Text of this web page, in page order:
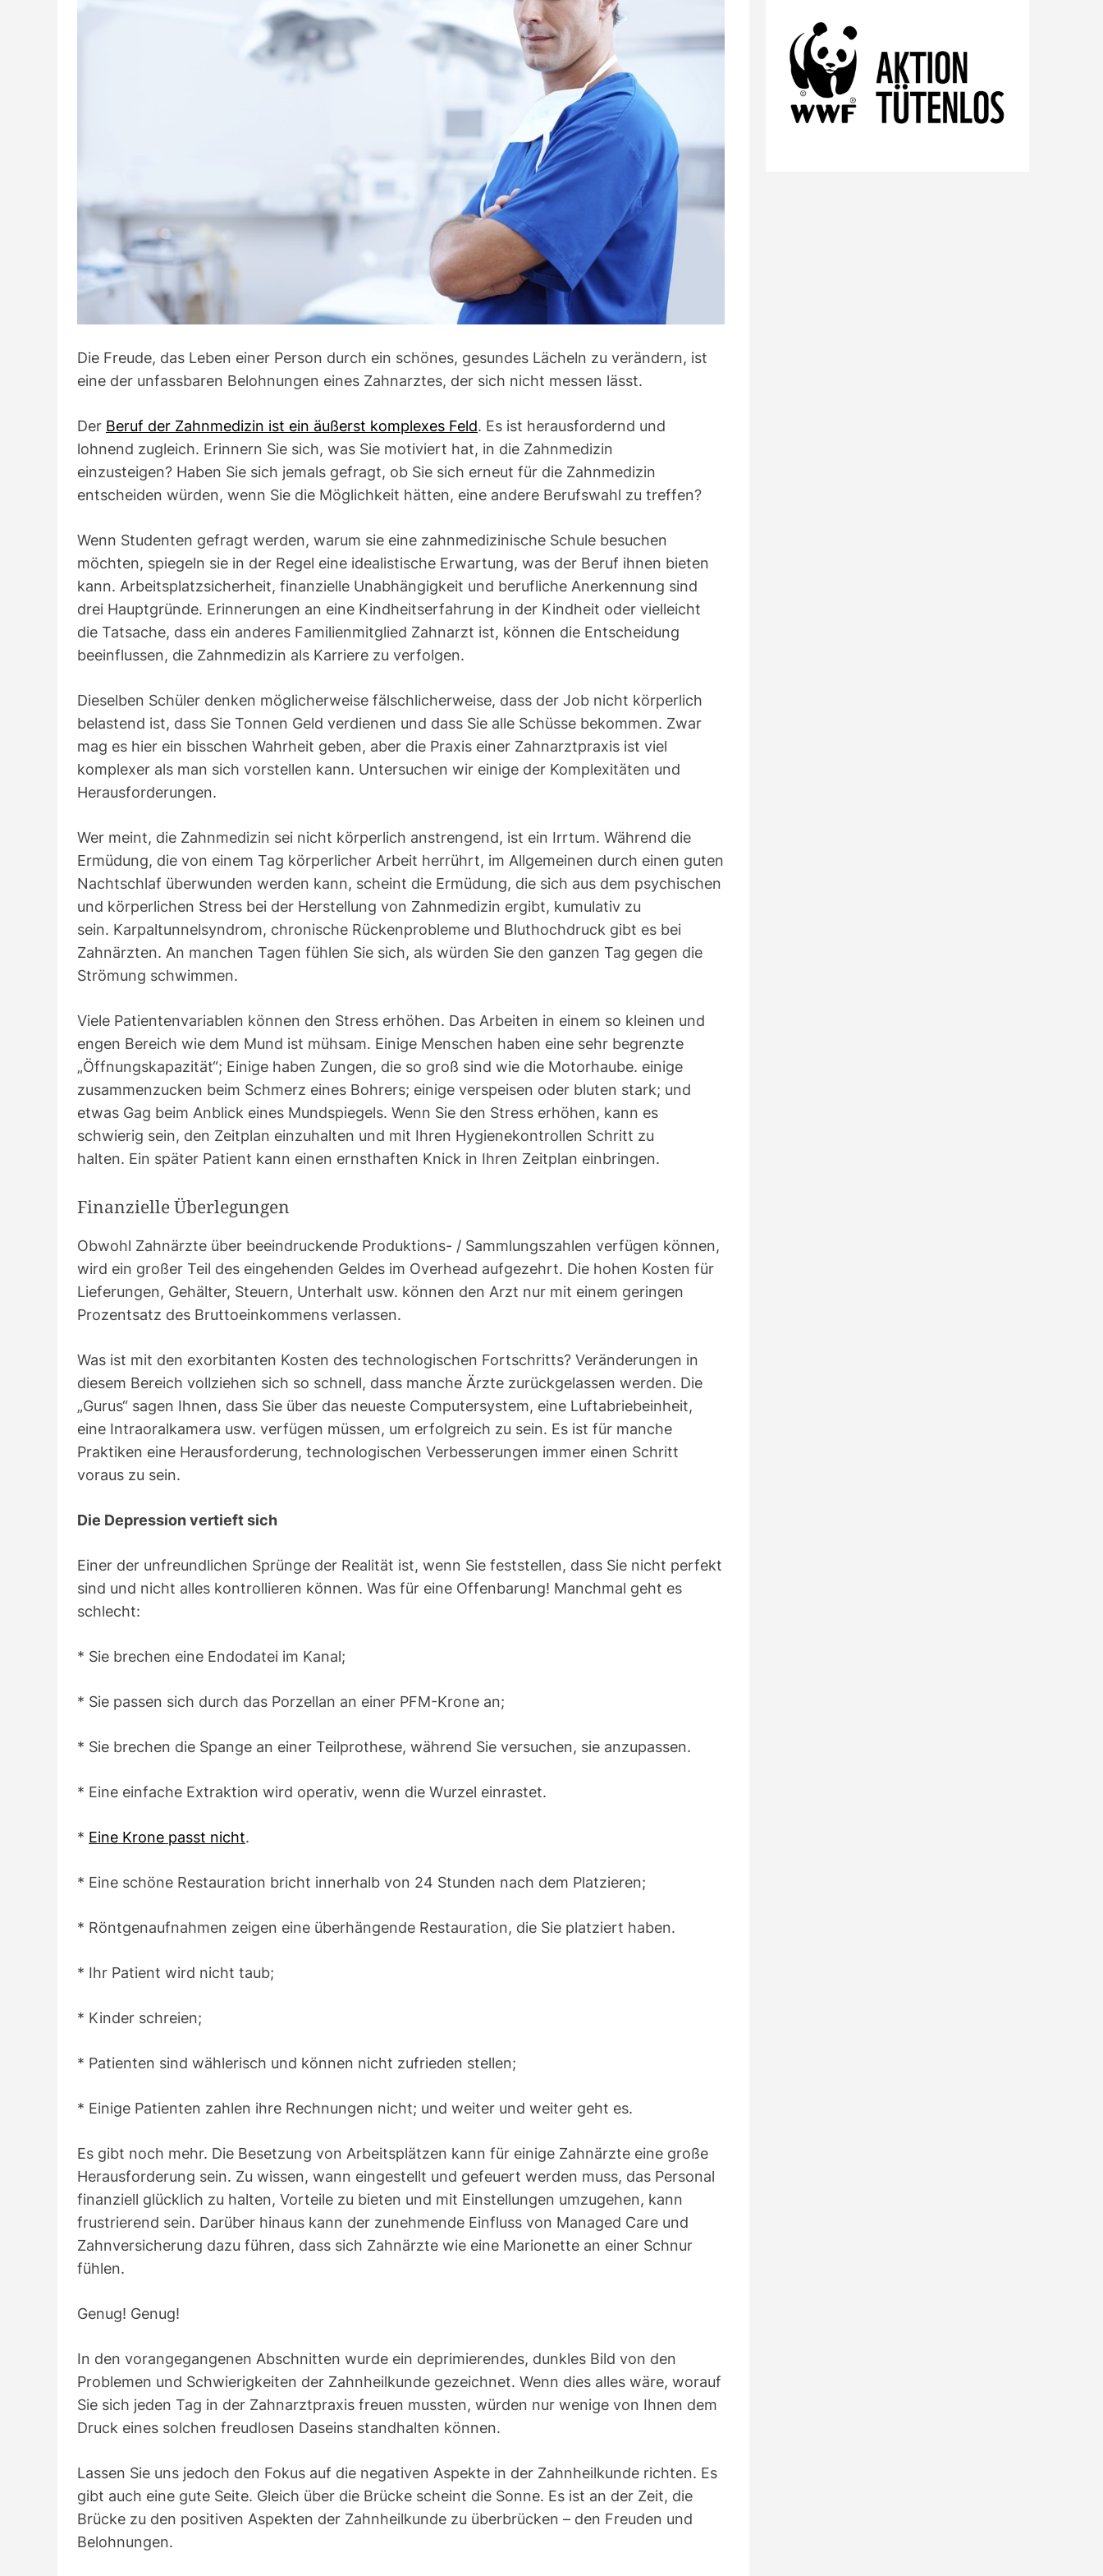
Die Freude, das Leben einer Person durch ein schönes, gesundes Lächeln zu verändern, ist
eine der unfassbaren Belohnungen eines Zahnarztes, der sich nicht messen lässt.
Der Beruf der Zahnmedizin ist ein äußerst komplexes Feld. Es ist herausfordernd und
lohnend zugleich. Erinnern Sie sich, was Sie motiviert hat, in die Zahnmedizin
einzusteigen? Haben Sie sich jemals gefragt, ob Sie sich erneut für die Zahnmedizin
entscheiden würden, wenn Sie die Möglichkeit hätten, eine andere Berufswahl zu treffen?
Wenn Studenten gefragt werden, warum sie eine zahnmedizinische Schule besuchen
möchten, spiegeln sie in der Regel eine idealistische Erwartung, was der Beruf ihnen bieten
kann. Arbeitsplatzsicherheit, finanzielle Unabhängigkeit und berufliche Anerkennung sind
drei Hauptgründe. Erinnerungen an eine Kindheitserfahrung in der Kindheit oder vielleicht
die Tatsache, dass ein anderes Familienmitglied Zahnarzt ist, können die Entscheidung
beeinflussen, die Zahnmedizin als Karriere zu verfolgen.
Dieselben Schüler denken möglicherweise fälschlicherweise, dass der Job nicht körperlich
belastend ist, dass Sie Tonnen Geld verdienen und dass Sie alle Schüsse bekommen. Zwar
mag es hier ein bisschen Wahrheit geben, aber die Praxis einer Zahnarztpraxis ist viel
komplexer als man sich vorstellen kann. Untersuchen wir einige der Komplexitäten und
Herausforderungen.
Wer meint, die Zahnmedizin sei nicht körperlich anstrengend, ist ein Irrtum. Während die
Ermüdung, die von einem Tag körperlicher Arbeit herrührt, im Allgemeinen durch einen guten
Nachtschlaf überwunden werden kann, scheint die Ermüdung, die sich aus dem psychischen
und körperlichen Stress bei der Herstellung von Zahnmedizin ergibt, kumulativ zu
sein. Karpaltunnelsyndrom, chronische Rückenprobleme und Bluthochdruck gibt es bei
Zahnärzten. An manchen Tagen fühlen Sie sich, als würden Sie den ganzen Tag gegen die
Strömung schwimmen.
Viele Patientenvariablen können den Stress erhöhen. Das Arbeiten in einem so kleinen und
engen Bereich wie dem Mund ist mühsam. Einige Menschen haben eine sehr begrenzte
„Öffnungskapazität“; Einige haben Zungen, die so groß sind wie die Motorhaube. einige
zusammenzucken beim Schmerz eines Bohrers; einige verspeisen oder bluten stark; und
etwas Gag beim Anblick eines Mundspiegels. Wenn Sie den Stress erhöhen, kann es
schwierig sein, den Zeitplan einzuhalten und mit Ihren Hygienekontrollen Schritt zu
halten. Ein später Patient kann einen ernsthaften Knick in Ihren Zeitplan einbringen.
Finanzielle Überlegungen
Obwohl Zahnärzte über beeindruckende Produktions- / Sammlungszahlen verfügen können,
wird ein großer Teil des eingehenden Geldes im Overhead aufgezehrt. Die hohen Kosten für
Lieferungen, Gehälter, Steuern, Unterhalt usw. können den Arzt nur mit einem geringen
Prozentsatz des Bruttoeinkommens verlassen.
Was ist mit den exorbitanten Kosten des technologischen Fortschritts? Veränderungen in
diesem Bereich vollziehen sich so schnell, dass manche Ärzte zurückgelassen werden. Die
„Gurus“ sagen Ihnen, dass Sie über das neueste Computersystem, eine Luftabriebeinheit,
eine Intraoralkamera usw. verfügen müssen, um erfolgreich zu sein. Es ist für manche
Praktiken eine Herausforderung, technologischen Verbesserungen immer einen Schritt
voraus zu sein.
Die Depression vertieft sich
Einer der unfreundlichen Sprünge der Realität ist, wenn Sie feststellen, dass Sie nicht perfekt
sind und nicht alles kontrollieren können. Was für eine Offenbarung! Manchmal geht es
schlecht:
* Sie brechen eine Endodatei im Kanal;
* Sie passen sich durch das Porzellan an einer PFM-Krone an;
* Sie brechen die Spange an einer Teilprothese, während Sie versuchen, sie anzupassen.
* Eine einfache Extraktion wird operativ, wenn die Wurzel einrastet.
* Eine Krone passt nicht.
* Eine schöne Restauration bricht innerhalb von 24 Stunden nach dem Platzieren;
* Röntgenaufnahmen zeigen eine überhängende Restauration, die Sie platziert haben.
* Ihr Patient wird nicht taub;
* Kinder schreien;
* Patienten sind wählerisch und können nicht zufrieden stellen;
* Einige Patienten zahlen ihre Rechnungen nicht; und weiter und weiter geht es.
Es gibt noch mehr. Die Besetzung von Arbeitsplätzen kann für einige Zahnärzte eine große
Herausforderung sein. Zu wissen, wann eingestellt und gefeuert werden muss, das Personal
finanziell glücklich zu halten, Vorteile zu bieten und mit Einstellungen umzugehen, kann
frustrierend sein. Darüber hinaus kann der zunehmende Einfluss von Managed Care und
Zahnversicherung dazu führen, dass sich Zahnärzte wie eine Marionette an einer Schnur
fühlen.
Genug! Genug!
In den vorangegangenen Abschnitten wurde ein deprimierendes, dunkles Bild von den
Problemen und Schwierigkeiten der Zahnheilkunde gezeichnet. Wenn dies alles wäre, worauf
Sie sich jeden Tag in der Zahnarztpraxis freuen mussten, würden nur wenige von Ihnen dem
Druck eines solchen freudlosen Daseins standhalten können.
Lassen Sie uns jedoch den Fokus auf die negativen Aspekte in der Zahnheilkunde richten. Es
gibt auch eine gute Seite. Gleich über die Brücke scheint die Sonne. Es ist an der Zeit, die
Brücke zu den positiven Aspekten der Zahnheilkunde zu überbrücken – den Freuden und
Belohnungen.